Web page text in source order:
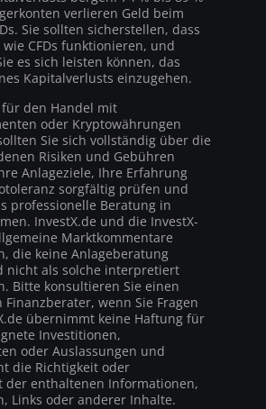
verlieren Geld beim
Sie sollten sicherstellen, dass
wie CFDs funktionieren, und
es sich leisten können, das
Kapitalverlusts einzugehen.
für den Handel mit
oder Kryptowährungen
Sie sich vollständig über die
Risiken und Gebühren
Anlageziele, Ihre Erfahrung
sorgfältig prüfen und
professionelle Beratung in
InvestX.de und die InvestX-
Marktkommentare
die keine Anlageberatung
nicht als solche interpretiert
Bitte konsultieren Sie einen
wenn Sie Fragen
übernimmt keine Haftung für
Investitionen,
oder Auslassungen und
die Richtigkeit oder
der enthaltenen Informationen,
Links oder anderer Inhalte.